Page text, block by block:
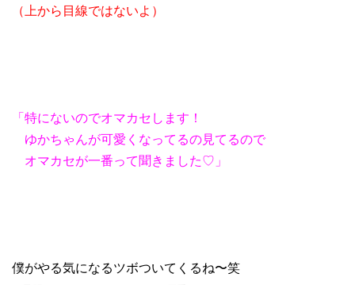
（上から目線ではないよ）
「特にないのでオマカセします！
ゆかちゃんが可愛くなってるの見てるので
オマカセが一番って聞きました♡」
僕がやる気になるツボついてくるね〜笑